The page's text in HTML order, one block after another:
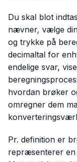
Du skal blot
nævner, vælge
og trykke på
decimaltal for
endelige svar,
hvordan brøker
omregner dem
Pr. definition er
repræsenterer en